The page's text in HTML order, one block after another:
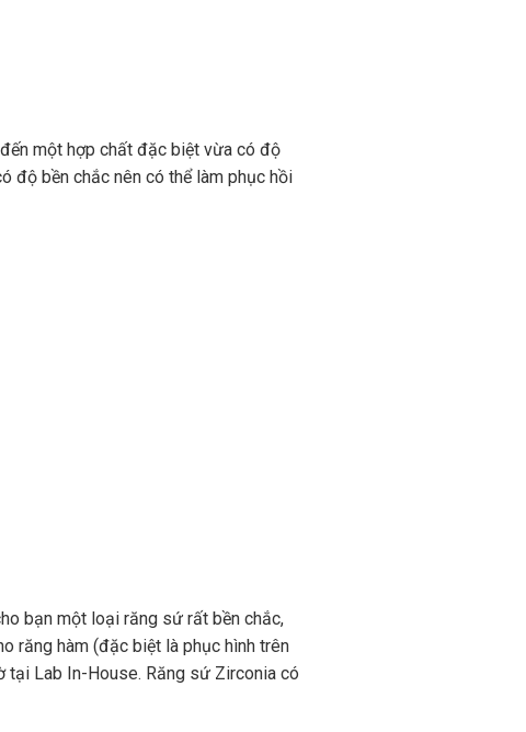
một hợp chất đặc biệt vừa có độ
độ bền chắc nên có thể làm phục hồi
bạn một loại răng sứ rất bền chắc,
răng hàm (đặc biệt là phục hình trên
tại Lab In-House. Răng sứ Zirconia có